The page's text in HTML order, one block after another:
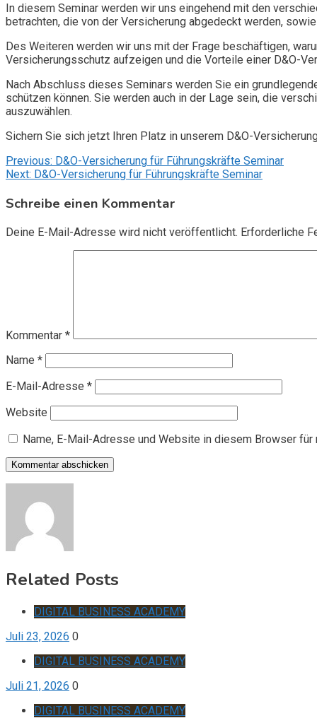
In diesem Seminar werden wir uns eingehend mit den
betrachten, die von der Versicherung abgedeckt werden,
Des Weiteren werden wir uns mit der Frage beschäftigen,
Versicherungsschutz aufzeigen und die Vorteile einer D&O-
Nach Abschluss dieses Seminars werden Sie ein
schützen können. Sie werden auch in der Lage sein, die
auszuwählen.
Sichern Sie sich jetzt Ihren Platz in unserem D&O-
Beitragsnavigation
Previous: D&O-Versicherung für Führungskräfte Seminar
Next: D&O-Versicherung für Führungskräfte Seminar
Schreibe einen Kommentar
Deine E-Mail-Adresse wird nicht veröffentlicht. Erforderliche
Kommentar *
Name *
E-Mail-Adresse *
Website
Name, E-Mail-Adresse und Website in diesem Browser
Related Posts
DIGITAL BUSINESS ACADEMY
Juli 23, 2026 0
DIGITAL BUSINESS ACADEMY
Juli 21, 2026 0
DIGITAL BUSINESS ACADEMY